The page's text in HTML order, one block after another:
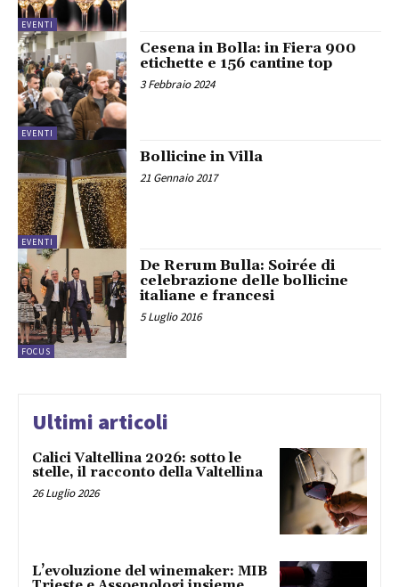
EVENTI
EVENTI
Cesena in Bolla: in Fiera 900
etichette e 156 cantine top
3 Febbraio 2024
EVENTI
Bollicine in Villa
21 Gennaio 2017
FOCUS
De Rerum Bulla: Soirée di
celebrazione delle bollicine
italiane e francesi
5 Luglio 2016
Ultimi articoli
Calici Valtellina 2026: sotto le
stelle, il racconto della Valtellina
26 Luglio 2026
L’evoluzione del winemaker: MIB